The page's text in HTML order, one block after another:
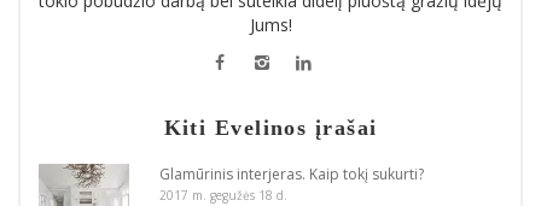
Jums!
Kiti Evelinos įrašai
Glamūrinis interjeras. Kaip tokį sukurti?
2017 m. gegužės 18 d.